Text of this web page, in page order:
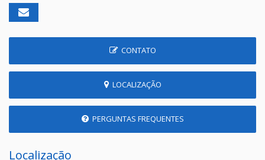
CONTATO
LOCALIZAÇÃO
PERGUNTAS FREQUENTES
Localização